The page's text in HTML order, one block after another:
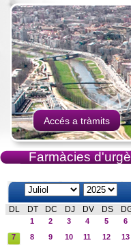
Accés a tràmits
Farmàcies
DL DT DC DJ DV DS
1 2 3 4 5
6
7
8 9 10 11 12
13